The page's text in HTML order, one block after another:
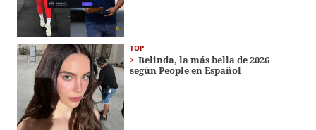
TOP
Belinda, la más bella de 2026
según People en Español